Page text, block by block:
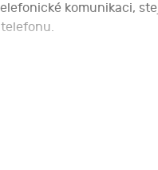
komunikaci,